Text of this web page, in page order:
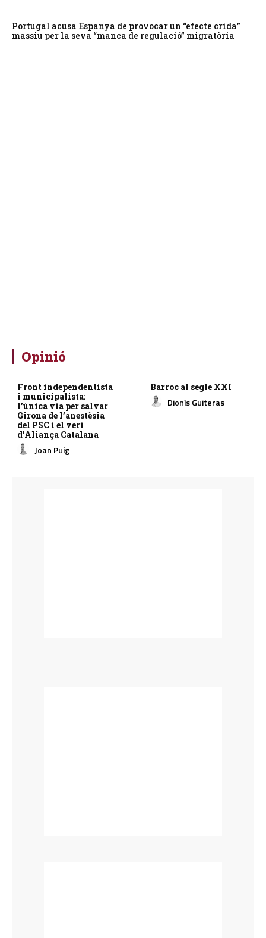
Portugal acusa Espanya de provocar un “efecte crida”
massiu per la seva “manca de regulació” migratòria
Opinió
Front independentista
i municipalista:
l’única via per salvar
Girona de l’anestèsia
del PSC i el verí
d’Aliança Catalana
Joan Puig
Barroc al segle XXI
Dionís Guiteras